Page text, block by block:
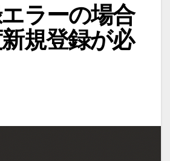
ラーの場合
規登録が必